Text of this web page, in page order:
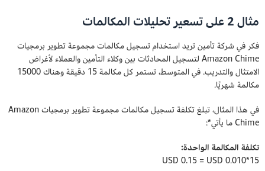
مثال 2 على تسعير تحليلات المكالمات
فكر في شركة تأمين تريد استخدام تسجيل مكالمات مجموعة تطوير برمجيات
Amazon Chime لتسجيل المحادثات بين وكلاء التأمين والعملاء لأغراض
الامتثال والتدريب. في المتوسط، تستمر كل مكالمة 15 دقيقة وهناك 15000
مكالمة شهريًا.
في هذا المثال، تبلغ تكلفة تسجيل مكالمات مجموعة تطوير برمجيات Amazon
Chime ما يأتي*:
تكلفة المكالمة الواحدة:
15*0.010 USD ‏= 0.15 USD